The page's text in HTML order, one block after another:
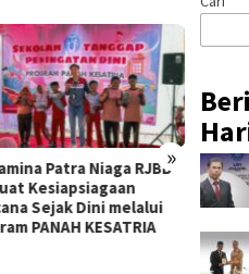
»
Patra Niaga RJBB
Kesiapsiagaan
Sejak Dini melalui
PANAH KESATRIA
Ulama